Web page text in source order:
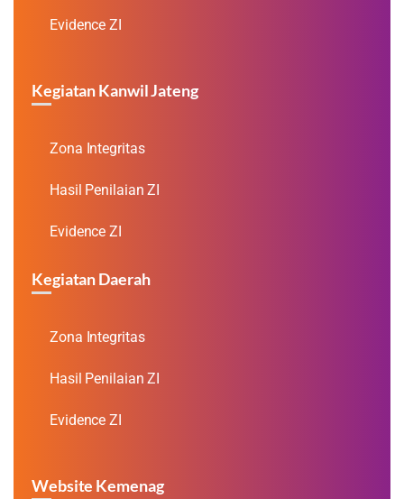
Evidence ZI
Kegiatan Kanwil Jateng
Zona Integritas
Hasil Penilaian ZI
Evidence ZI
Kegiatan Daerah
Zona Integritas
Hasil Penilaian ZI
Evidence ZI
Website Kemenag